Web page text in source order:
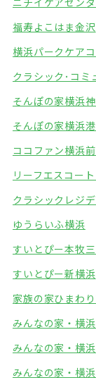
福寿よこはま金沢
横浜パークケア
クラシック･コミ
そんぽの家横浜
そんぽの家横浜
ココファン横浜
リーフエスコー
クラシックレジ
ゆうらいふ横浜
すいとぴー本牧
すいとぴー新横浜
家族の家ひまわ
みんなの家・横
みんなの家・横
みんなの家・横